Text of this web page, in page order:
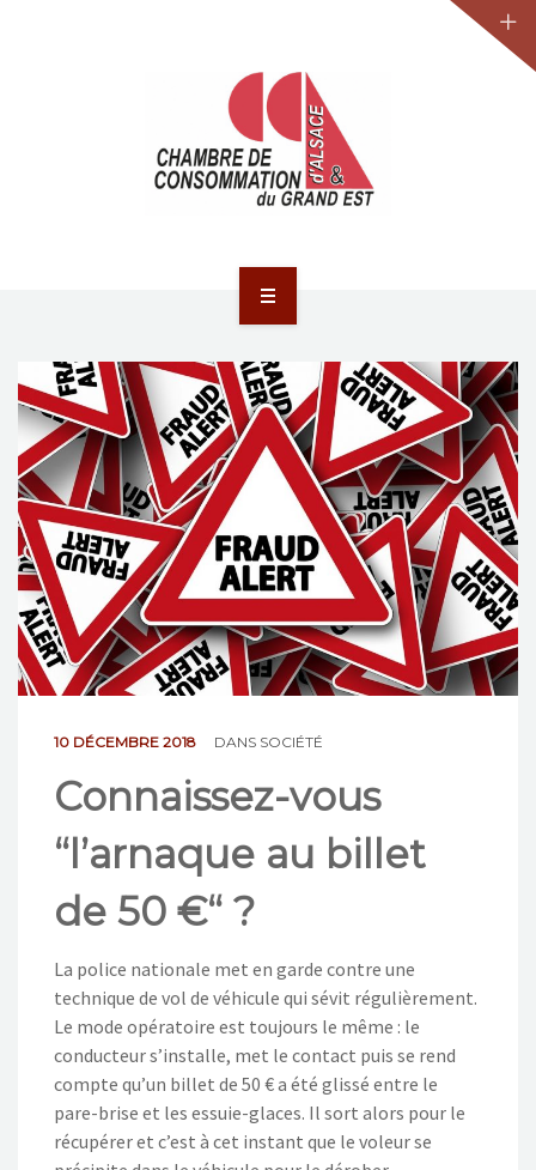
ACTUALITÉS
JURIDIQUE
LA CCA-GE
NOS ACTIONS
CONTACT
10 DÉCEMBRE 2018 DANS SOCIÉTÉ
Connaissez-vous
“l’arnaque au billet
de 50 €“ ?
La police nationale met en garde contre une
technique de vol de véhicule qui sévit régulièrement.
Le mode opératoire est toujours le même : le
conducteur s’installe, met le contact puis se rend
compte qu’un billet de 50 € a été glissé entre le
pare-brise et les essuie-glaces. Il sort alors pour le
récupérer et c’est à cet instant que le voleur se